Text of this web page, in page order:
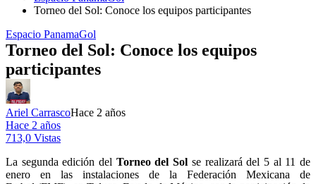
Torneo del Sol: Conoce los equipos participantes
Espacio PanamaGol
Torneo del Sol: Conoce los equipos
participantes
Ariel CarrascoHace 2 años
Hace 2 años
713,0 Vistas
La segunda edición del Torneo del Sol se realizará del 5 al 11 de
enero en las instalaciones de la Federación Mexicana de